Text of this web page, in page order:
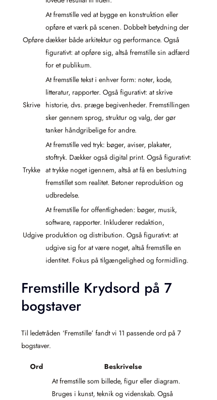
Opføre
At fremstille ved at bygge en konstruktion eller
opføre et værk på scenen. Dobbelt betydning der
dækker både arkitektur og performance. Også
figurativt: at opføre sig, altså fremstille sin adfærd
for et publikum.
Skrive
At fremstille tekst i enhver form: noter, kode,
litteratur, rapporter. Også figurativt: at skrive
historie, dvs. præge begivenheder. Fremstillingen
sker gennem sprog, struktur og valg, der gør
tanker håndgribelige for andre.
Trykke
At fremstille ved tryk: bøger, aviser, plakater,
stoftryk. Dækker også digital print. Også figurativt:
at trykke noget igennem, altså at få en beslutning
fremstillet som realitet. Betoner reproduktion og
udbredelse.
Udgive
At fremstille for offentligheden: bøger, musik,
software, rapporter. Inkluderer redaktion,
produktion og distribution. Også figurativt: at
udgive sig for at være noget, altså fremstille en
identitet. Fokus på tilgængelighed og formidling.
Fremstille Krydsord på 7
bogstaver
Til ledetråden ‘Fremstille’ fandt vi 11 passende ord på 7
bogstaver.
Ord Beskrivelse
At fremstille som billede, figur eller diagram.
Bruges i kunst, teknik og videnskab. Også